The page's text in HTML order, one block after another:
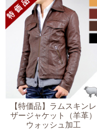
【特価品】ラムスキンレ
ザージャケット（羊革）
ウォッシュ加工